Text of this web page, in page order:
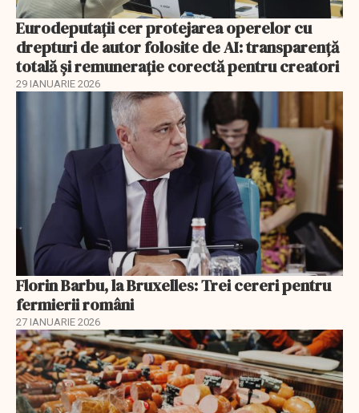
Eurodeputații cer protejarea operelor cu
drepturi de autor folosite de AI: transparență
totală și remunerație corectă pentru creatori
29 IANUARIE 2026
Florin Barbu, la Bruxelles: Trei cereri pentru
fermierii români
27 IANUARIE 2026